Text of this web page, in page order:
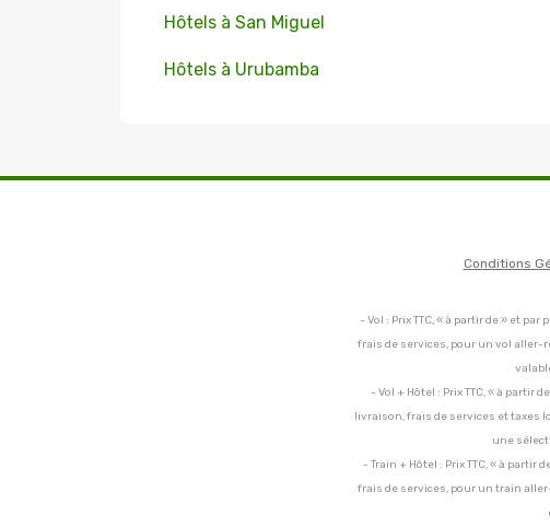
Hôtels à San Miguel
Hôtels à Urubamba
Conditions
- Vol : Prix TTC, « à partir de » et
frais de services, pour un vol aller-
- Vol + Hôtel : Prix TTC, « à
livraison, frais de services et taxes
une
- Train + Hôtel : Prix TTC, « à
frais de services, pour un train